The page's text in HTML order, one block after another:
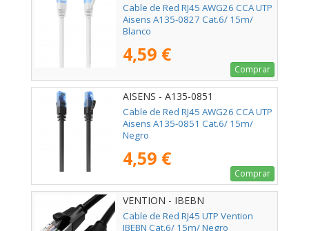
Cable de Red RJ45 AWG26 CCA UTP
Aisens A135-0827 Cat.6/ 15m/
Blanco
4,59 €
Comprar
AISENS - A135-0851
Cable de Red RJ45 AWG26 CCA UTP
Aisens A135-0851 Cat.6/ 15m/
Negro
4,59 €
Comprar
VENTION - IBEBN
Cable de Red RJ45 UTP Vention
IBEBN Cat.6/ 15m/ Negro